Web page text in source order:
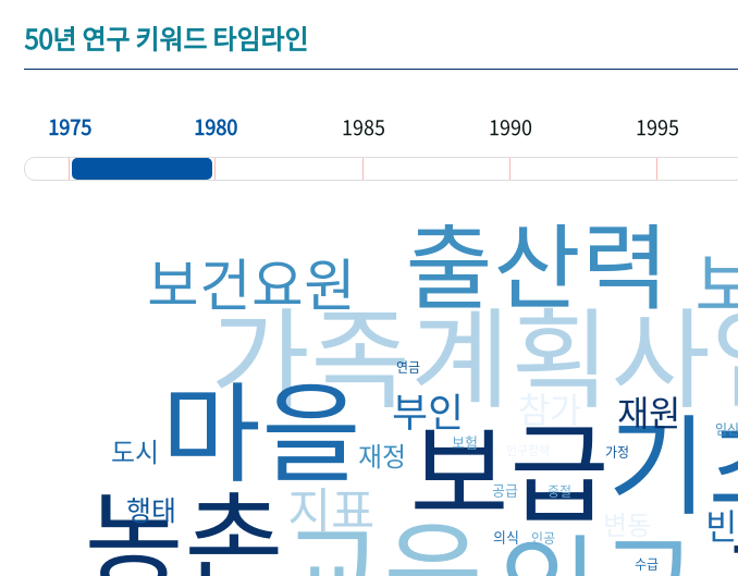
50년 연구 키워드 타임라인
1975 1980 1985 1990 1995
가족계획
보급
마을
농촌
출산력
보건요원
지표
부인 재원
행태
재정
도시
공급
보험
의식
가정
연금
수급
임신
인공
중절